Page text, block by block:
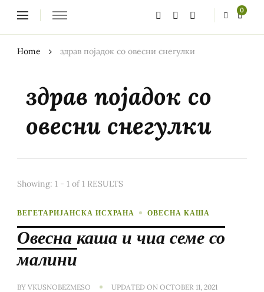
0
Home здрав појадок со овесни снегулки
здрав појадок со
овесни снегулки
Showing: 1 - 1 of 1 RESULTS
ВЕГЕТАРИЈАНСКА ИСХРАНА ОВЕСНА КАША
Овесна каша и чиа семе со
малини
BY VKUSNOBEZMESO UPDATED ON OCTOBER 11, 2021